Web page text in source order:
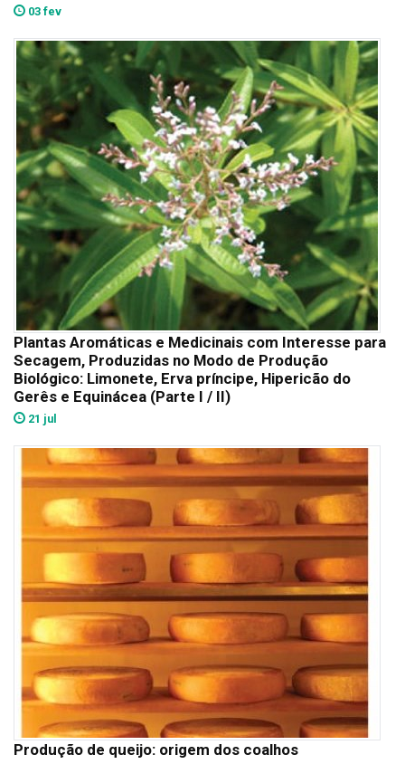
03 fev
Plantas Aromáticas e Medicinais com Interesse para
Secagem, Produzidas no Modo de Produção
Biológico: Limonete, Erva príncipe, Hipericão do
Gerês e Equinácea (Parte I / II)
21 jul
Produção de queijo: origem dos coalhos